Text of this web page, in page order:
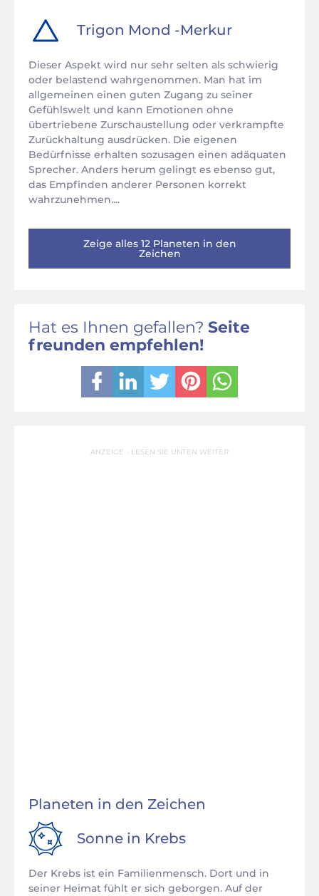
Trigon Mond -Merkur
Dieser Aspekt wird nur sehr selten als schwierig
oder belastend wahrgenommen. Man hat im
allgemeinen einen guten Zugang zu seiner
Gefühlswelt und kann Emotionen ohne
übertriebene Zurschaustellung oder verkrampfte
Zurückhaltung ausdrücken. Die eigenen
Bedürfnisse erhalten sozusagen einen adäquaten
Sprecher. Anders herum gelingt es ebenso gut,
das Empfinden anderer Personen korrekt
wahrzunehmen....
Zeige alles 12 Planeten in den
Zeichen
Hat es Ihnen gefallen? Seite
freunden empfehlen!
ANZEIGE - LESEN SIE UNTEN WEITER
Planeten in den Zeichen
Sonne in Krebs
Der Krebs ist ein Familienmensch. Dort und in
seiner Heimat fühlt er sich geborgen. Auf der